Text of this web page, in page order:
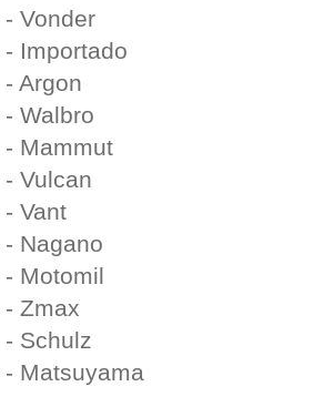
- Vonder
- Importado
- Argon
- Walbro
- Mammut
- Vulcan
- Vant
- Nagano
- Motomil
- Zmax
- Schulz
- Matsuyama